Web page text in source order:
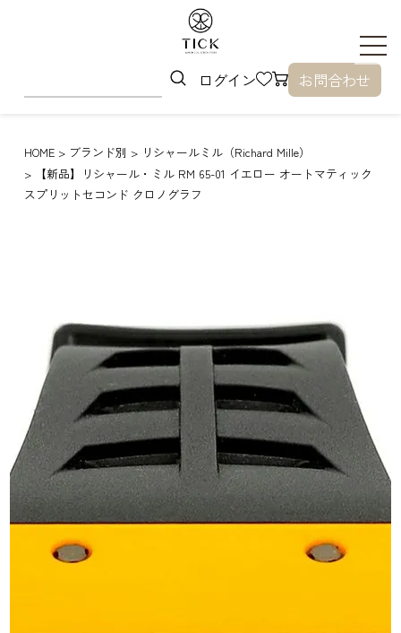
ログイン お問合わせ
HOME ブランド別
リシャールミル（Richard Mille）
【新品】リシャール・ミル RM 65-01 イエロー オートマティック
スプリットセコンド クロノグラフ